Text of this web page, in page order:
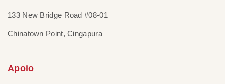
133 New Bridge Road #08-01
Chinatown Point, Cingapura
Apoio